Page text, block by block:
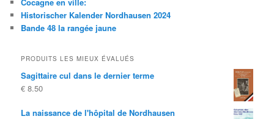
Historischer Kalender Nordhausen 2024
Bande 48 la rangée jaune
PRODUITS LES MIEUX ÉVALUÉS
Sagittaire cul dans le dernier terme
€ 8.50
La naissance de l'hôpital de Nordhausen